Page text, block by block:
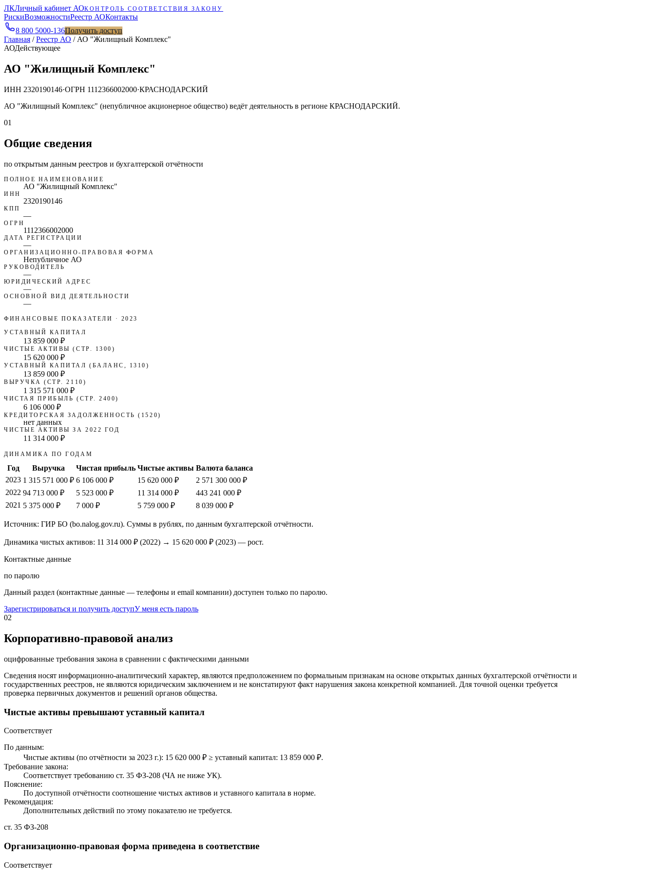
ЛКЛичный кабинет АОКОНТРОЛЬ СООТВЕТСТВИЯ ЗАКОНУ
РискиВозможностиРеестр АОКонтакты
8 800 5000-136Получить доступ
Главная /Реестр АО / АО "Жилищный Комплекс"
АОДействующее
АО "Жилищный Комплекс"
ИНН 2320190146·ОГРН 1112366002000·КРАСНОДАРСКИЙ
АО "Жилищный Комплекс" (непубличное акционерное общество) ведёт деятельность в регионе КРАСНОДАРСКИЙ.
01
Общие сведения
по открытым данным реестров и бухгалтерской отчётности
ПОЛНОЕ НАИМЕНОВАНИЕ
АО "Жилищный Комплекс"
ИНН
2320190146
КПП
—
ОГРН
1112366002000
ДАТА РЕГИСТРАЦИИ
—
ОРГАНИЗАЦИОННО-ПРАВОВАЯ ФОРМА
Непубличное АО
РУКОВОДИТЕЛЬ
—
ЮРИДИЧЕСКИЙ АДРЕС
—
ОСНОВНОЙ ВИД ДЕЯТЕЛЬНОСТИ
—
ФИНАНСОВЫЕ ПОКАЗАТЕЛИ · 2023
УСТАВНЫЙ КАПИТАЛ
13 859 000 ₽
ЧИСТЫЕ АКТИВЫ (СТР. 1300)
15 620 000 ₽
УСТАВНЫЙ КАПИТАЛ (БАЛАНС, 1310)
13 859 000 ₽
ВЫРУЧКА (СТР. 2110)
1 315 571 000 ₽
ЧИСТАЯ ПРИБЫЛЬ (СТР. 2400)
6 106 000 ₽
КРЕДИТОРСКАЯ ЗАДОЛЖЕННОСТЬ (1520)
нет данных
ЧИСТЫЕ АКТИВЫ ЗА 2022 ГОД
11 314 000 ₽
ДИНАМИКА ПО ГОДАМ
Год Выручка Чистая прибыль Чистые активы Валюта баланса
2023 1 315 571 000 ₽ 6 106 000 ₽ 15 620 000 ₽
2 571 300 000 ₽
2022 94 713 000 ₽ 5 523 000 ₽ 11 314 000 ₽
443 241 000 ₽
2021 5 375 000 ₽ 7 000 ₽ 5 759 000 ₽ 8 039 000 ₽
Источник: ГИР БО (bo.nalog.gov.ru). Суммы в рублях, по данным бухгалтерской отчётности.
Динамика чистых активов: 11 314 000 ₽ (2022) → 15 620 000 ₽ (2023) — рост.
Контактные данные
по паролю
Данный раздел (контактные данные — телефоны и email компании) доступен только по паролю.
Зарегистрироваться и получить доступУ меня есть пароль
02
Корпоративно-правовой анализ
оцифрованные требования закона в сравнении с фактическими данными
Сведения носят информационно-аналитический характер, являются предположением по формальным признакам на основе открытых данных бухгалтерской отчётности и
государственных реестров, не являются юридическим заключением и не констатируют факт нарушения закона конкретной компанией. Для точной оценки требуется
проверка первичных документов и решений органов общества.
Чистые активы превышают уставный капитал
Соответствует
По данным:
Чистые активы (по отчётности за 2023 г.): 15 620 000 ₽ ≥ уставный капитал: 13 859 000 ₽.
Требование закона:
Соответствует требованию ст. 35 ФЗ-208 (ЧА не ниже УК).
Пояснение:
По доступной отчётности соотношение чистых активов и уставного капитала в норме.
Рекомендация:
Дополнительных действий по этому показателю не требуется.
ст. 35 ФЗ-208
Организационно-правовая форма приведена в соответствие
Соответствует